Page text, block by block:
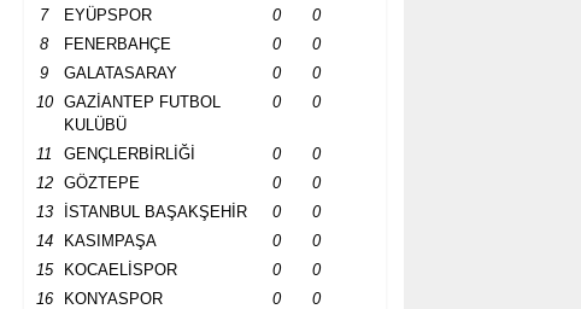
7
EYÜPSPOR 0
0
8
FENERBAHÇE 0
0
9
GALATASARAY 0
0
10
GAZİANTEP FUTBOL
KULÜBÜ
0 0
11 GENÇLERBİRLİĞİ 0
0
12
GÖZTEPE 0
0
13
İSTANBUL BAŞAKŞEHİR 0
0
14
KASIMPAŞA 0
0
15
KOCAELİSPOR 0
0
16
KONYASPOR 0
0